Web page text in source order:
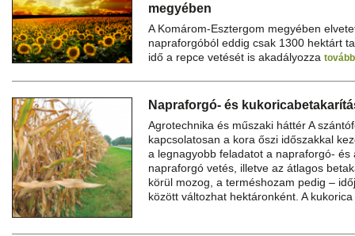
megyében
A Komárom-Esztergom megyében
napraforgóból eddig csak 1300 hektárt
idő a repce vetését is akadályozza
Napraforgó- és
Agrotechnika és műszaki háttér A
kapcsolatosan a kora őszi időszakkal
a legnagyobb feladatot a napraforgó- és
napraforgó vetés, illetve az átlagos
körül mozog, a terméshozam pedig –
között változhat hektáronként. A